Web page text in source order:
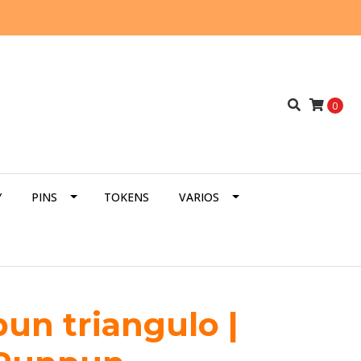
0
PINS TOKENS VARIOS
triangulo |